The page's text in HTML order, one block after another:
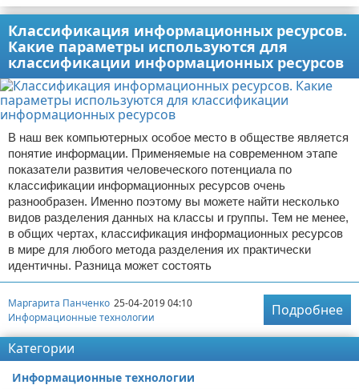
Классификация информационных ресурсов.
Какие параметры используются для
классификации информационных ресурсов
В наш век компьютерных особое место в обществе является
понятие информации. Применяемые на современном этапе
показатели развития человеческого потенциала по
классификации информационных ресурсов очень
разнообразен. Именно поэтому вы можете найти несколько
видов разделения данных на классы и группы. Тем не менее,
в общих чертах, классификация информационных ресурсов
в мире для любого метода разделения их практически
идентичны. Разница может состоять
Маргарита Панченко 25-04-2019 04:10
Информационные технологии
Подробнее
Категории
Информационные технологии